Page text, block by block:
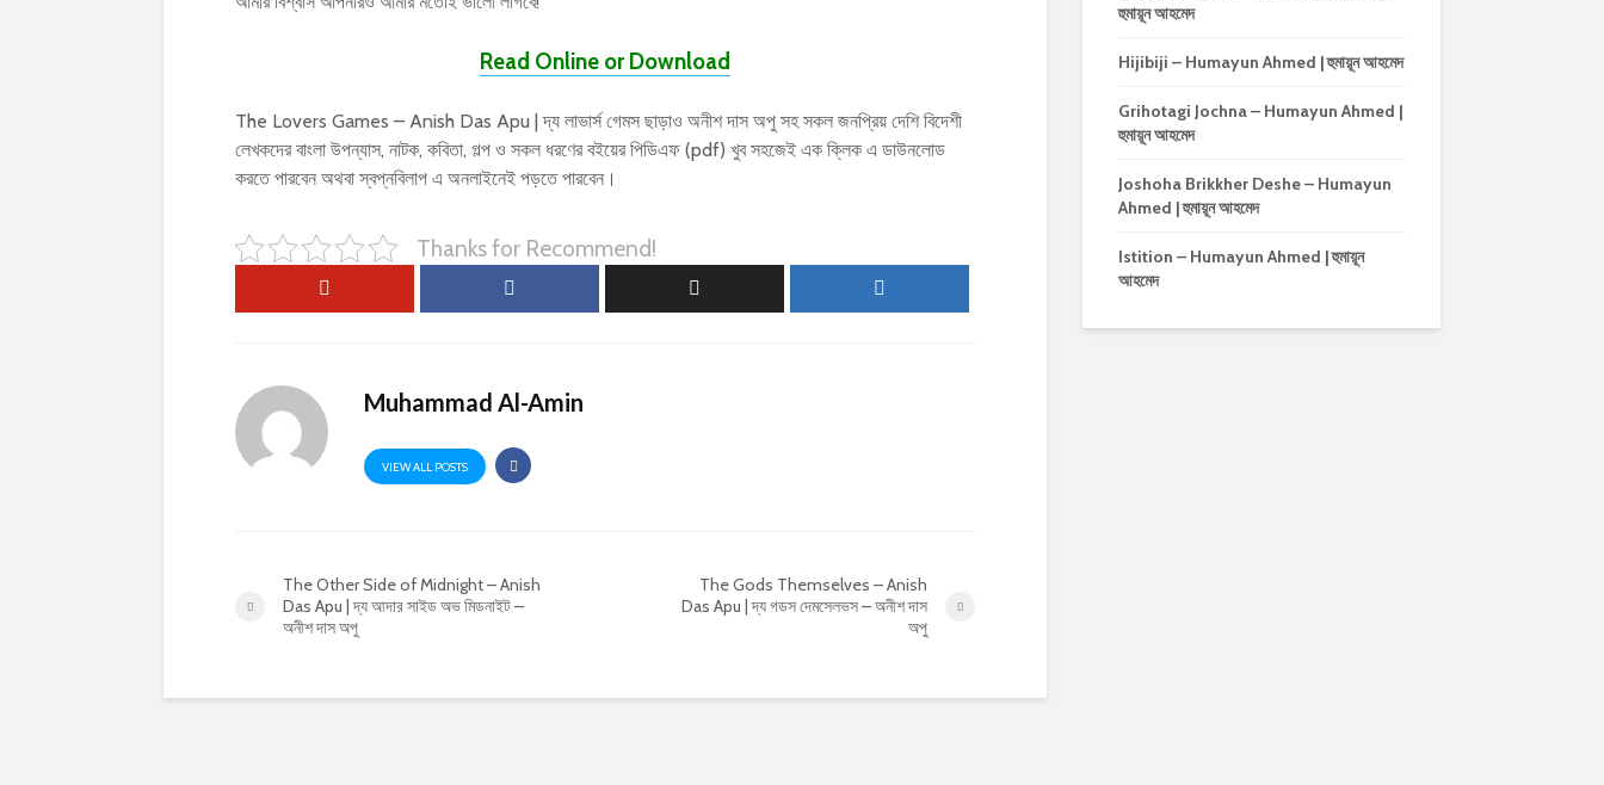
Read Online or Download
The Lovers Games – Anish Das Apu | দ্য লাভার্স গেমস ছাড়াও অনীশ দাস অপু সহ সকল জনপ্রিয় দেশি বিদেশী
লেখকদের বাংলা উপন্যাস, নাটক, কবিতা, গল্প ও সকল ধরণের বইয়ের পিডিএফ (pdf) খুব সহজেই এক ক্লিক এ ডাউনলোড
করতে পারবেন অথবা স্বপ্নবিলাপ এ অনলাইনেই পড়তে পারবেন।
Thanks for Recommend!
Muhammad Al-Amin
VIEW ALL POSTS
The Other Side of Midnight – Anish
Das Apu | দ্য আদার সাইড অভ মিডনাইট –
অনীশ দাস অপু
The Gods Themselves – Anish
Das Apu | দ্য গডস দেমসেলভস – অনীশ দাস
অপু
হুমায়ূন আহমেদ
Hijibiji – Humayun Ahmed | হুমায়ূন আহমেদ
Grihotagi Jochna – Humayun Ahmed |
হুমায়ূন আহমেদ
Joshoha Brikkher Deshe – Humayun
Ahmed | হুমায়ূন আহমেদ
Istition – Humayun Ahmed | হুমায়ূন
আহমেদ